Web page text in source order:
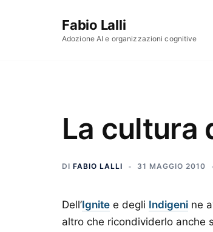
Fabio Lalli
Adozione AI e organizzazioni cognitive
La cultura
DI FABIO LALLI 31 MAGGIO 2010
Dell’Ignite e degli Indigeni ne
altro che ricondividerlo anche